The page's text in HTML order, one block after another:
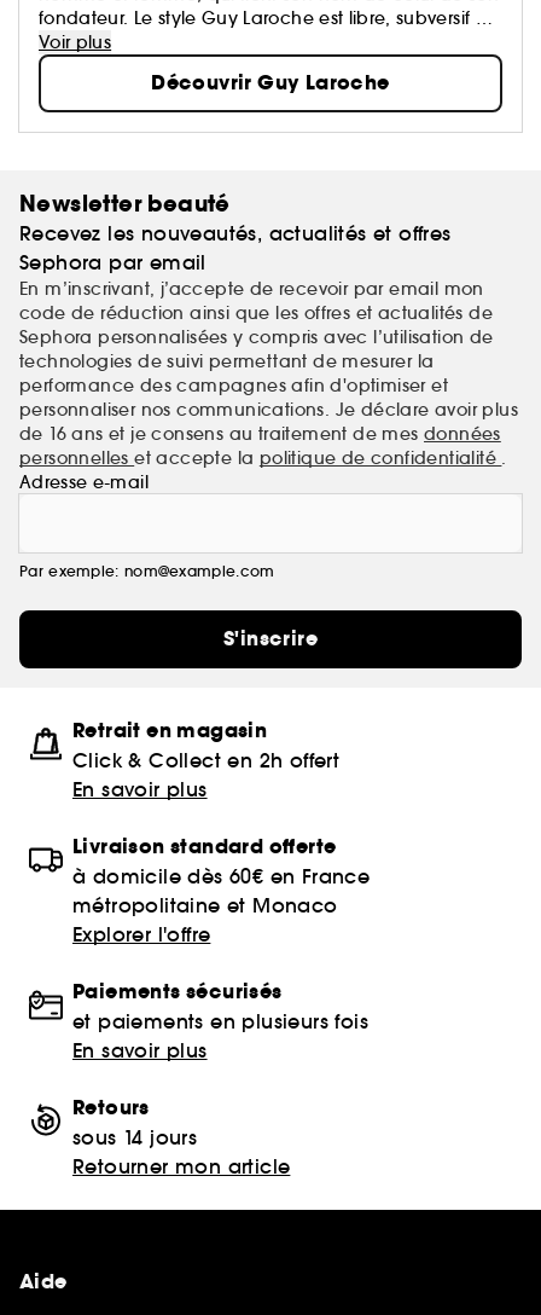
fondateur. Le style Guy Laroche est libre, subversif et
luxueux.
Les parfums pour pour hommes et pour femmes Guy
Laroche incarnent l'esprit de la couture : un homme
accompli mais sensible et irrésistiblement séduisant
et une femme élégante, moderne et légèrement
Voir plus
Découvrir Guy Laroche
Newsletter beauté
Recevez les nouveautés, actualités et offres
Sephora par email
En m’inscrivant, j’accepte de recevoir par email mon
code de réduction ainsi que les offres et actualités de
Sephora personnalisées y compris avec l’utilisation de
technologies de suivi permettant de mesurer la
performance des campagnes afin d'optimiser et
personnaliser nos communications. Je déclare avoir plus
de 16 ans et je consens au traitement de mes données
personnelleset accepte la politique de confidentialité .
Adresse e-mail
Par exemple: nom@example.com
S'inscrire
Retrait en magasin
Click & Collect en 2h offert
En savoir plus
Livraison standard offerte
à domicile dès 60€ en France
métropolitaine et Monaco
Explorer l'offre
Paiements sécurisés
et paiements en plusieurs fois
En savoir plus
Retours
sous 14 jours
Retourner mon article
Aide